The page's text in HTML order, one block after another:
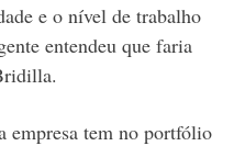
e o nível de trabalho
entendeu que faria
empresa tem no portfólio